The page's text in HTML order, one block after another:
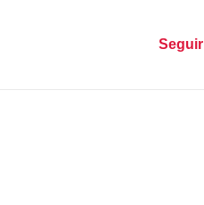
Seguir